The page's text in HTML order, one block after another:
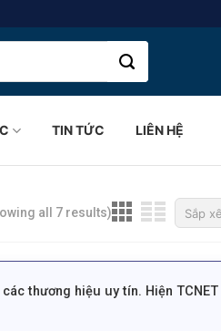
TIN TỨC LIÊN HỆ
all 7 results)
thương hiệu uy tín. Hiện